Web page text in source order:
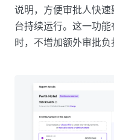
说明，方便审批人快
台持续运行。这一功
时，不增加额外审批负